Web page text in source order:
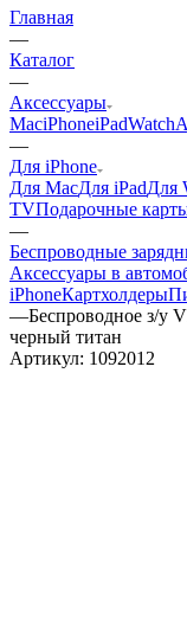
Главная
—
Каталог
—
Аксессуары
MaciPhoneiPadWatch
—
Для iPhone
Для MacДля iPadДля
TVПодарочные
—
Беспроводные
Аксессуары в
iPhoneКартхолдеры
—Беспроводное з/у
черный титан
Артикул: 1092012